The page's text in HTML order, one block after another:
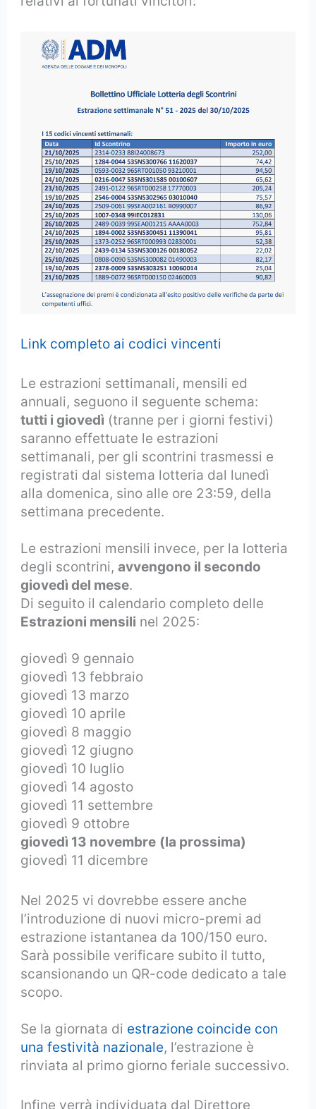
Link completo ai codici vincenti
Le estrazioni settimanali, mensili ed
annuali, seguono il seguente schema:
tutti i giovedì (tranne per i giorni festivi)
saranno effettuate le estrazioni
settimanali, per gli scontrini trasmessi e
registrati dal sistema lotteria dal lunedì
alla domenica, sino alle ore 23:59, della
settimana precedente.
Le estrazioni mensili invece, per la lotteria
degli scontrini,avvengono il secondo
giovedì del mese.
Di seguito il calendario completo delle
Estrazioni mensili nel 2025:
giovedì 9 gennaio
giovedì 13 febbraio
giovedì 13 marzo
giovedì 10 aprile
giovedì 8 maggio
giovedì 12 giugno
giovedì 10 luglio
giovedì 14 agosto
giovedì 11 settembre
giovedì 9 ottobre
giovedì 13 novembre (la prossima)
giovedì 11 dicembre
Nel 2025 vi dovrebbe essere anche
l’introduzione di nuovi micro-premi ad
estrazione istantanea da 100/150 euro.
Sarà possibile verificare subito il tutto,
scansionando un QR-code dedicato a tale
scopo.
Se la giornata di estrazione coincide con
una festività nazionale, l’estrazione è
rinviata al primo giorno feriale successivo.
Infine verrà individuata dal Direttore